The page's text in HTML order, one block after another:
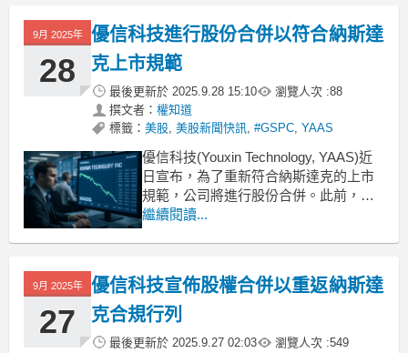
9月 2025年
28
優信科技進行股份合併以符合納斯達
克上市規範
最後更新於 2025.9.28 15:10 瀏覽人次 :88
撰文者： 權知道
標籤： 美股, 美股新聞快訊, #GSPC, YAAS
優信科技(Youxin Technology, YAAS)近
日宣布，為了重新符合納斯達克的上市
規範，公司將進行股份合併。此前，優
信科技於2025年9月22日收到納斯達克的
外，納斯達克在2025年8月13日也曾通知
公司，其A類
繼續閱讀...
9月 2025年
27
優信科技宣佈股權合併以重返納斯達
克合規行列
最後更新於 2025.9.27 02:03 瀏覽人次 :549